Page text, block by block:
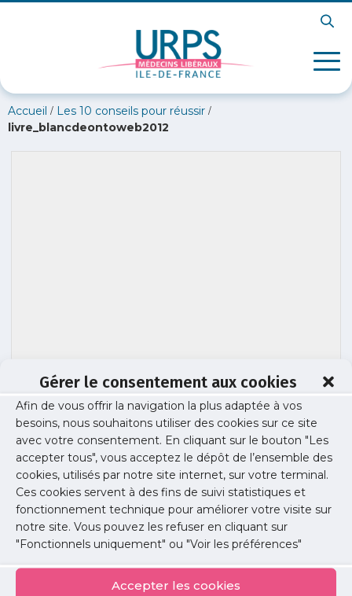
Gérer le consentement aux cookies
Afin de vous offrir la navigation la plus adaptée à vos
besoins, nous souhaitons utiliser des cookies sur ce site
avec votre consentement. En cliquant sur le bouton "Les
accepter tous", vous acceptez le dépôt de l’ensemble des
cookies, utilisés par notre site internet, sur votre terminal.
Ces cookies servent à des fins de suivi statistiques et
fonctionnement technique pour améliorer votre visite sur
notre site. Vous pouvez les refuser en cliquant sur
"Fonctionnels uniquement" ou "Voir les préférences"
Accepter les cookies
Accueil / Les 10 conseils pour réussir /
livre_blancdeontoweb2012
livre_blancdeontoweb2012
Publié le : 29 novembre 2022
Partager cet article :